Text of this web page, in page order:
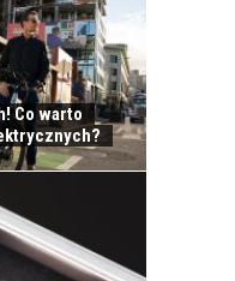
Co warto